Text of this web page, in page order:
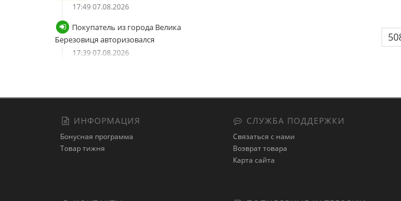
17:49 07.08.2026
Покупатель из города Велика
Березовиця авторизовался
17:39 07.08.2026
учетной записи
Березовиця запросил новый
пароль
ИНФОРМАЦИЯ
Бонусная программа
Товар тижня
СЛУЖБА ПОДДЕРЖКИ
Связаться с нами
Возврат товара
Карта сайта